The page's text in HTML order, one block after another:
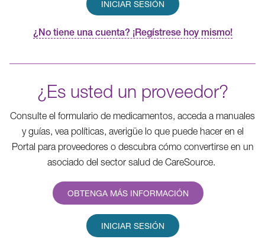
INICIAR SESIÓN
¿No tiene una cuenta? ¡Regístrese hoy mismo!
¿Es usted un proveedor?
Consulte el formulario de medicamentos, acceda a manuales
y guías, vea políticas, averigüe lo que puede hacer en el
Portal para proveedores o descubra cómo convertirse en un
asociado del sector salud de CareSource.
OBTENGA MÁS INFORMACIÓN
INICIAR SESIÓN